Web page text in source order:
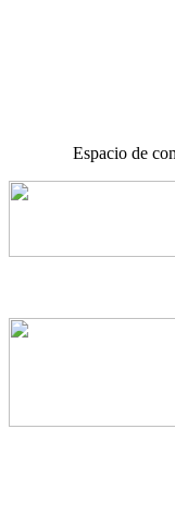
Espacio de